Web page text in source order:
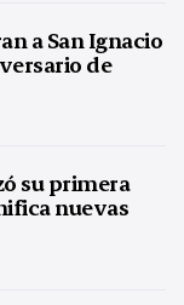
a San Ignacio
de
su primera
nuevas